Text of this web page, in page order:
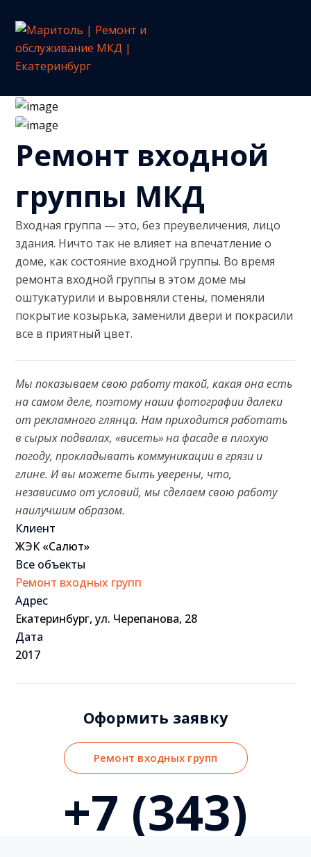
Ремонт входной
группы МКД
Входная группа — это, без преувеличения, лицо
здания. Ничто так не влияет на впечатление о
доме, как состояние входной группы. Во время
ремонта входной группы в этом доме мы
оштукатурили и выровняли стены, поменяли
покрытие козырька, заменили двери и покрасили
все в приятный цвет.
Мы показываем свою работу такой, какая она есть
на самом деле, поэтому наши фотографии далеки
от рекламного глянца. Нам приходится работать
в сырых подвалах, «висеть» на фасаде в плохую
погоду, прокладывать коммуникации в грязи и
глине. И вы можете быть уверены, что,
независимо от условий, мы сделаем свою работу
наилучшим образом.
Клиент
ЖЭК «Салют»
Все объекты
Ремонт входных групп
Адрес
Екатеринбург, ул. Черепанова, 28
Дата
2017
Оформить заявку
Ремонт входных групп
+7 (343)